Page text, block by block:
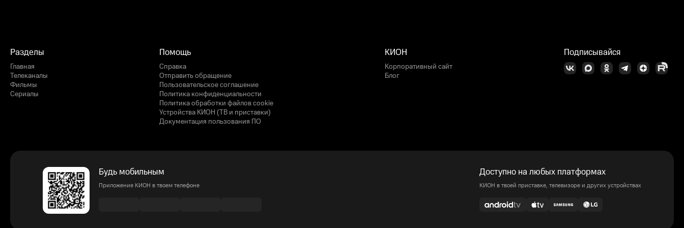
Разделы
Главная
Телеканалы
Фильмы
Сериалы
Помощь
Справка
Отправить обращение
Пользовательское соглашение
Политика конфиденциальности
Политика обработки файлов cookie
Устройства КИОН (ТВ и приставки)
Документация пользования ПО
КИОН
Корпоративный сайт
Блог
Подписывайся
Будь мобильным
Приложение КИОН в твоем телефоне
Доступно на любых платформах
КИОН в твоей приставке, телевизоре и других устройствах